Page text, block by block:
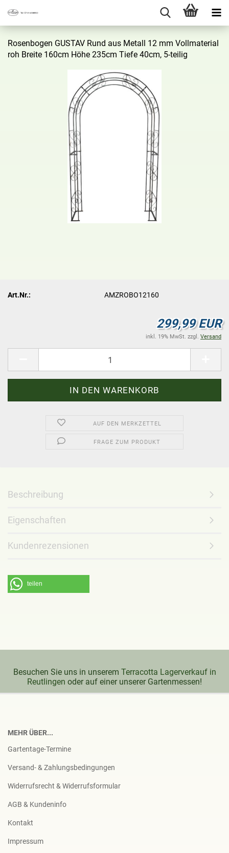
Ro­sen­bo­gen GUS­TAV Rund aus Me­tall 12 mm Voll­ma­te­ri­al
roh Brei­te 160cm Höhe 235cm Tiefe 40cm, 5-​teilig
Art.Nr.: AMZROBO12160
299,99 EUR
inkl. 19% MwSt. zzgl. Versand
AUF DEN MERKZETTEL
FRAGE ZUM PRODUKT
Beschreibung
Eigenschaften
Kundenrezensionen
teilen
Besuchen Sie uns in unserem Terracotta Lagerverkauf in
Reutlingen oder auf einer unserer Gartenmessen!
MEHR ÜBER...
Gartentage-Termine
Versand- & Zahlungsbedingungen
Widerrufsrecht & Widerrufsformular
AGB & Kundeninfo
Kontakt
Impressum